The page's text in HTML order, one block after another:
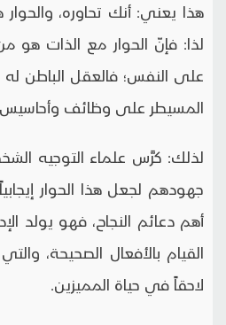
هذا يعني: أنك تحاوره، والحوار
لذا: فإنّ الحوار مع الذات هو من
على النفس؛ فالعقل الباطن له
المسيطر على وظائف وأحاسيس
لذلك: كرَّس علماء التوجيه
جهودهم لجعل هذا الحوار
أهم دعائم النجاح، فهو يولد
القيام بالأفعال الصحيحة،
لاحقاً في حياة المميزين.